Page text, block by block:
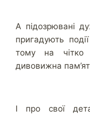
А підозрювані
пригадують
тому на чітко
дивовижна
І про свої